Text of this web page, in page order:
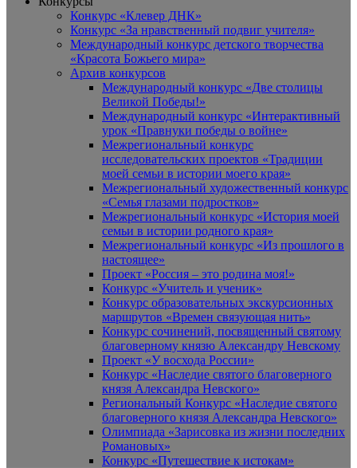
Конкурс «Клевер ДНК»
Конкурс «За нравственный подвиг учителя»
Международный конкурс детского творчества
«Красота Божьего мира»
Архив конкурсов
Международный конкурс «Две столицы
Великой Победы!»
Международный конкурс «Интерактивный
урок «Правнуки победы о войне»
Межрегиональный конкурс
исследовательских проектов «Традиции
моей семьи в истории моего края»
Межрегиональный художественный конкурс
«Семья глазами подростков»
Межрегиональный конкурс «История моей
семьи в истории родного края»
Межрегиональный конкурс «Из прошлого в
настоящее»
Проект «Россия – это родина моя!»
Конкурс «Учитель и ученик»
Конкурс образовательных экскурсионных
маршрутов «Времен связующая нить»
Конкурс сочинений, посвященный святому
благоверному князю Александру Невскому
Проект «У восхода России»
Конкурс «Наследие святого благоверного
князя Александра Невского»
Региональный Конкурс «Наследие святого
благоверного князя Александра Невского»
Олимпиада «Зарисовка из жизни последних
Романовых»
Конкурс «Путешествие к истокам»